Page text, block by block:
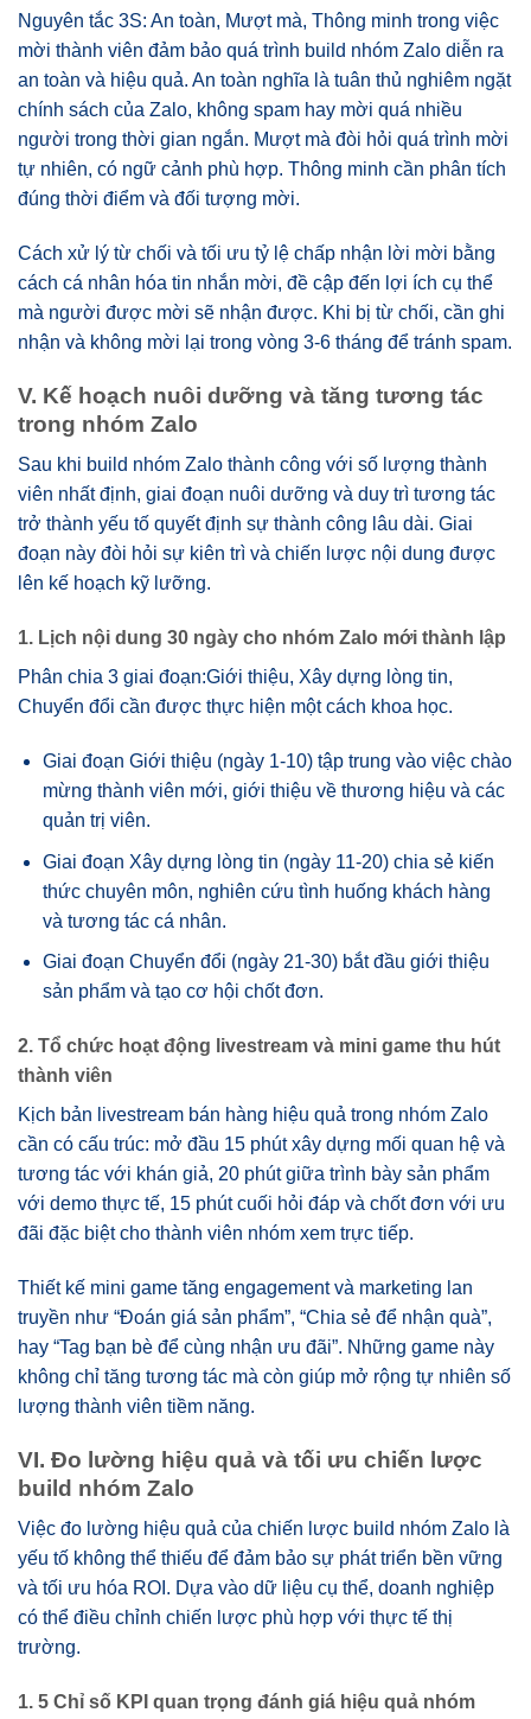
Nguyên tắc 3S: An toàn, Mượt mà, Thông minh trong việc
mời thành viên đảm bảo quá trình build nhóm Zalo diễn ra
an toàn và hiệu quả. An toàn nghĩa là tuân thủ nghiêm ngặt
chính sách của Zalo, không spam hay mời quá nhiều
người trong thời gian ngắn. Mượt mà đòi hỏi quá trình mời
tự nhiên, có ngữ cảnh phù hợp. Thông minh cần phân tích
đúng thời điểm và đối tượng mời.
Cách xử lý từ chối và tối ưu tỷ lệ chấp nhận lời mời bằng
cách cá nhân hóa tin nhắn mời, đề cập đến lợi ích cụ thể
mà người được mời sẽ nhận được. Khi bị từ chối, cần ghi
nhận và không mời lại trong vòng 3-6 tháng để tránh spam.
V. Kế hoạch nuôi dưỡng và tăng tương tác
trong nhóm Zalo
Sau khi build nhóm Zalo thành công với số lượng thành
viên nhất định, giai đoạn nuôi dưỡng và duy trì tương tác
trở thành yếu tố quyết định sự thành công lâu dài. Giai
đoạn này đòi hỏi sự kiên trì và chiến lược nội dung được
lên kế hoạch kỹ lưỡng.
1. Lịch nội dung 30 ngày cho nhóm Zalo mới thành lập
Phân chia 3 giai đoạn:Giới thiệu, Xây dựng lòng tin,
Chuyển đổi cần được thực hiện một cách khoa học.
Giai đoạn Giới thiệu (ngày 1-10) tập trung vào việc chào
mừng thành viên mới, giới thiệu về thương hiệu và các
quản trị viên.
Giai đoạn Xây dựng lòng tin (ngày 11-20) chia sẻ kiến
thức chuyên môn, nghiên cứu tình huống khách hàng
và tương tác cá nhân.
Giai đoạn Chuyển đổi (ngày 21-30) bắt đầu giới thiệu
sản phẩm và tạo cơ hội chốt đơn.
2. Tổ chức hoạt động livestream và mini game thu hút
thành viên
Kịch bản livestream bán hàng hiệu quả trong nhóm Zalo
cần có cấu trúc: mở đầu 15 phút xây dựng mối quan hệ và
tương tác với khán giả, 20 phút giữa trình bày sản phẩm
với demo thực tế, 15 phút cuối hỏi đáp và chốt đơn với ưu
đãi đặc biệt cho thành viên nhóm xem trực tiếp.
Thiết kế mini game tăng engagement và marketing lan
truyền như “Đoán giá sản phẩm”, “Chia sẻ để nhận quà”,
hay “Tag bạn bè để cùng nhận ưu đãi”. Những game này
không chỉ tăng tương tác mà còn giúp mở rộng tự nhiên số
lượng thành viên tiềm năng.
VI. Đo lường hiệu quả và tối ưu chiến lược
build nhóm Zalo
Việc đo lường hiệu quả của chiến lược build nhóm Zalo là
yếu tố không thể thiếu để đảm bảo sự phát triển bền vững
và tối ưu hóa ROI. Dựa vào dữ liệu cụ thể, doanh nghiệp
có thể điều chỉnh chiến lược phù hợp với thực tế thị
trường.
1. 5 Chỉ số KPI quan trọng đánh giá hiệu quả nhóm